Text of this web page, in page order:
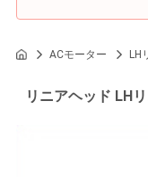
ACモーター LH
リニアヘッド LH